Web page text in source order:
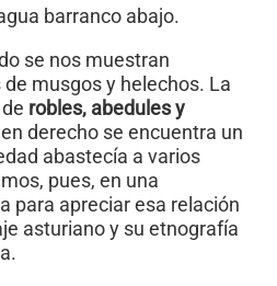
barranco abajo.
se nos muestran
musgos y helechos. La
robles, abedules y
derecho se encuentra un
abastecía a varios
pues, en una
para apreciar esa relación
asturiano y su etnografía